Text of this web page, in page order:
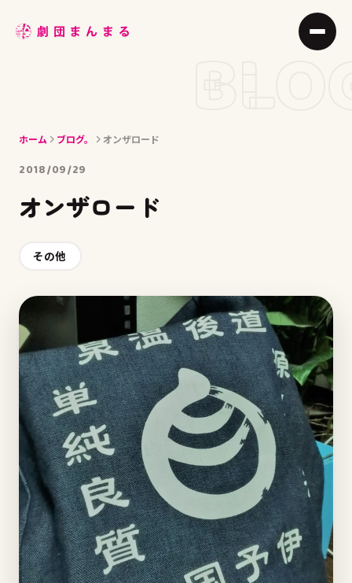
ABOUT
BLOG
ACCESS
ホーム ブログ。 オンザロード
2018/09/29
オンザロード
その他